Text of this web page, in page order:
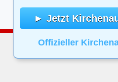
content
Enter)
► Jetzt
Offizieller